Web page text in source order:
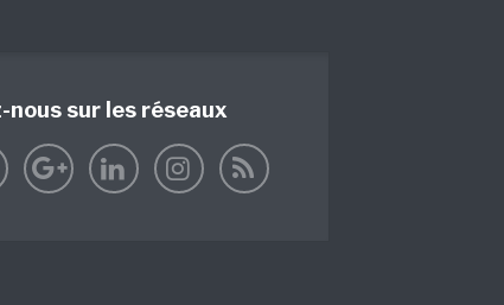
nous sur les réseaux